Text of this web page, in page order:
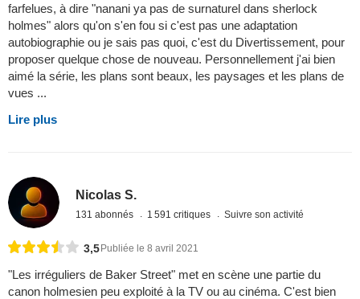
farfelues, à dire "nanani ya pas de surnaturel dans sherlock
holmes" alors qu'on s'en fou si c'est pas une adaptation
autobiographie ou je sais pas quoi, c'est du Divertissement, pour
proposer quelque chose de nouveau. Personnellement j'ai bien
aimé la série, les plans sont beaux, les paysages et les plans de
vues ...
Lire plus
Nicolas S.
131 abonnés 1 591 critiques Suivre son activité
3,5 Publiée le 8 avril 2021
"Les irréguliers de Baker Street" met en scène une partie du
canon holmesien peu exploité à la TV ou au cinéma. C'est bien